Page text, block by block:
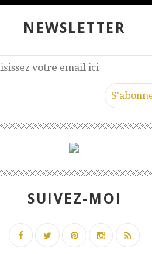
NEWSLETTER
SUIVEZ-MOI